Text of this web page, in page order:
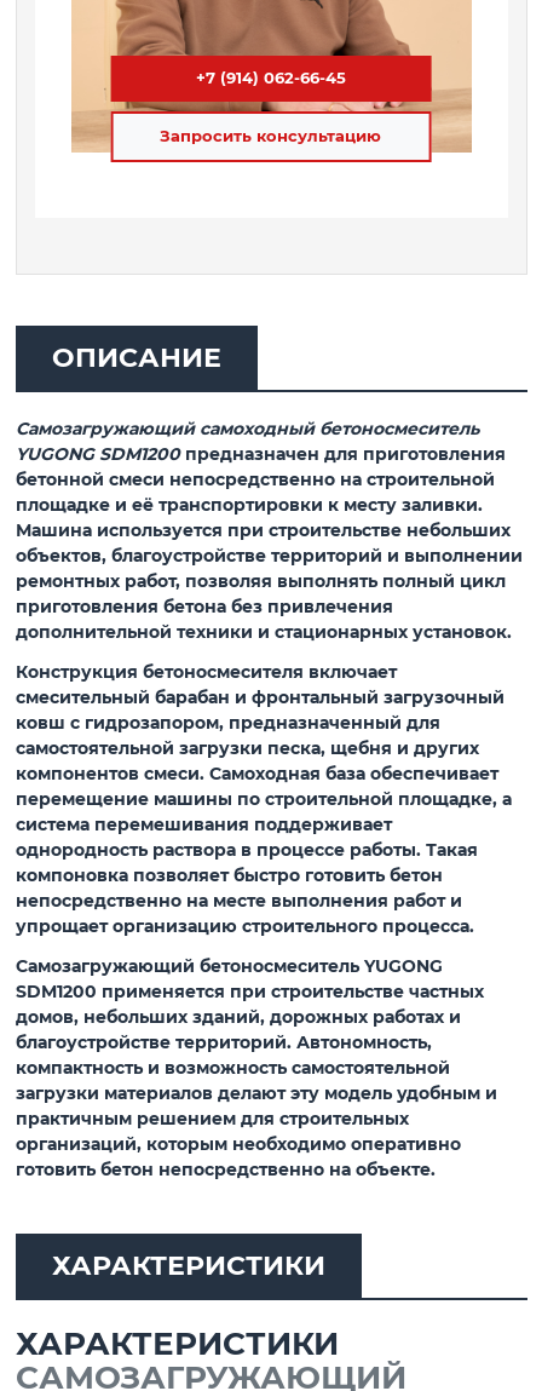
+7 (914) 062-66-45
Запросить консультацию
ОПИСАНИЕ
Самозагружающий самоходный бетоносмеситель
YUGONG SDM1200предназначен для приготовления
бетонной смеси непосредственно на строительной
площадке и её транспортировки к месту заливки.
Машина используется при строительстве небольших
объектов, благоустройстве территорий и выполнении
ремонтных работ, позволяя выполнять полный цикл
приготовления бетона без привлечения
дополнительной техники и стационарных установок.
Конструкция бетоносмесителя включает
смесительный барабан и фронтальный загрузочный
ковш с гидрозапором, предназначенный для
самостоятельной загрузки песка, щебня и других
компонентов смеси. Самоходная база обеспечивает
перемещение машины по строительной площадке, а
система перемешивания поддерживает
однородность раствора в процессе работы. Такая
компоновка позволяет быстро готовить бетон
непосредственно на месте выполнения работ и
упрощает организацию строительного процесса.
Самозагружающий бетоносмеситель YUGONG
SDM1200 применяется при строительстве частных
домов, небольших зданий, дорожных работах и
благоустройстве территорий. Автономность,
компактность и возможность самостоятельной
загрузки материалов делают эту модель удобным и
практичным решением для строительных
организаций, которым необходимо оперативно
готовить бетон непосредственно на объекте.
ХАРАКТЕРИСТИКИ
ХАРАКТЕРИСТИКИ
САМОЗАГРУЖАЮЩИЙ